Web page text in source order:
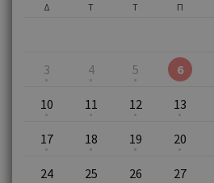
Δ Τ Τ Π
3 4 5 6
10 11 12 13
17 18 19 20
24 25 26 27